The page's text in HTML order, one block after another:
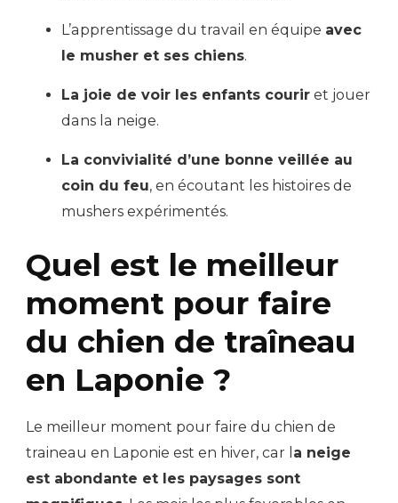
L’apprentissage du travail en équipe avec
le musher et ses chiens.
La joie de voir les enfants courir et jouer
dans la neige.
La convivialité d’une bonne veillée au
coin du feu, en écoutant les histoires de
mushers expérimentés.
Quel est le meilleur
moment pour faire
du chien de traîneau
en Laponie ?
Le meilleur moment pour faire du chien de
traineau en Laponie est en hiver, car l a neige
est abondante et les paysages sont